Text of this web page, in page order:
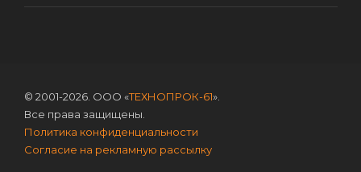
© 2001-2026. ООО «ТЕХНОПРОК-61».
Все права защищены.
Политика конфиденциальности
Согласие на рекламную рассылку